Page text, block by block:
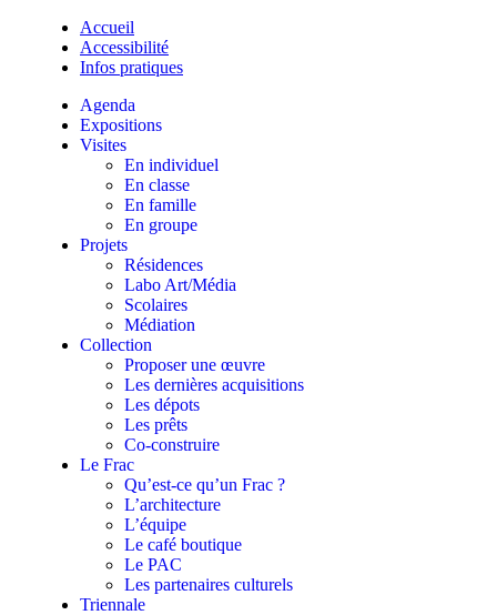
Accueil
Accessibilité
Infos pratiques
Agenda
Expositions
Visites
En individuel
En classe
En famille
En groupe
Projets
Résidences
Labo Art/Média
Scolaires
Médiation
Collection
Proposer une œuvre
Les dernières acquisitions
Les dépots
Les prêts
Co-construire
Le Frac
Qu’est-ce qu’un Frac ?
L’architecture
L’équipe
Le café boutique
Le PAC
Les partenaires culturels
Triennale